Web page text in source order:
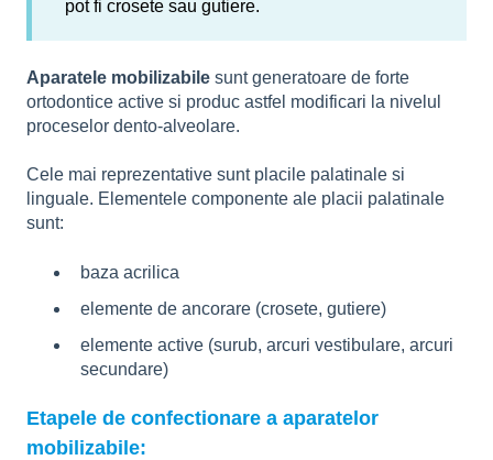
pot fi crosete sau gutiere.
Aparatele mobilizabile sunt generatoare de forte
ortodontice active si produc astfel modificari la nivelul
proceselor dento-alveolare.
Cele mai reprezentative sunt placile palatinale si
linguale. Elementele componente ale placii palatinale
sunt:
baza acrilica
elemente de ancorare (crosete, gutiere)
elemente active (surub, arcuri vestibulare, arcuri
secundare)
Etapele de confectionare a aparatelor
mobilizabile: